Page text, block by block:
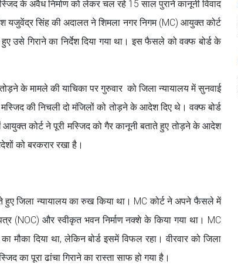
के अवैध निर्माण को लेकर चल रहे 15 साल पुराने कानूनी विवाद
यजुवेंद्र सिंह की अदालत ने शिमला नगर निगम (MC) आयुक्त कोर्ट
उसे गिराने का निर्देश दिया गया था। इस फैसले को वक्फ बोर्ड के
के मामले की याचिका पर गुरुवार को जिला न्यायालय में सुनवाई
की निचली दो मंजिलों को तोड़ने के आदेश दिए थे। वक्फ बोर्ड
कोर्ट ने पूरी मस्जिद को गैर कानूनी बताते हुए तोड़ने के आदेश
को बरकरार रखा है।
जिला न्यायालय का रुख किया था। MC कोर्ट ने अपने फैसले में
पत्र (NOC) और स्वीकृत भवन निर्माण नक्शे के किया गया था। MC
दिया था, लेकिन बोर्ड इसमें विफल रहा। वीरवार को जिला
का पूरा ढांचा गिराने का रास्ता साफ हो गया है।